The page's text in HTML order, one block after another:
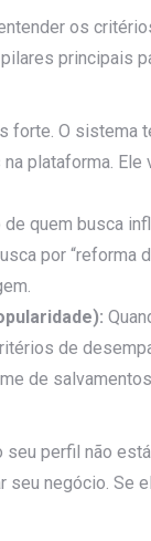
os
principais
forte. O sistema
plataforma. Ele
quem busca
por “reforma
de
de
perfil não
negócio. Se